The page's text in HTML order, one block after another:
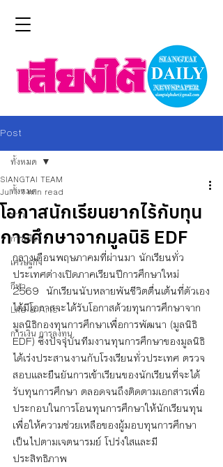
Post
ทั้งหมด
ข่าว
การเมือง
เศรษฐกิจ
กีฬา
Life & Arts
การเงิน การลงทุน
ทั้งหมด
โอกาสนักเรียนยากไร้กับทุน
การศึกษาจากมูลนิธิ EDF
SIANGTAI TEAM
Jul 1 1 min read
กลางเดือนพฤษภาคมที่ผ่านมา นักเรียนทั่ว
ประเทศต่างเปิดภาคเรียนปีการศึกษาใหม่
2569  นักเรียนนับหลายพันชีวิตตื่นเต้นที่ตัวเอง
ได้มีโอกาสจะได้รับโอกาสด้วยทุนการศึกษาจาก
มูลนิธิกองทุนการศึกษาเพื่อการพัฒนา (มูลนิธิ
EDF) ซึ่งปัจจุบันทีมงานทุนการศึกษาของมูลนิธิ
ได้เร่งประสานงานกับโรงเรียนทั่วประเทศ ตรวจ
สอบและยืนยันการเข้าเรียนของนักเรียนที่จะได้
รับทุนการศึกษา ตลอดจนถึงติดตามเอกสารเพื่อ
ประกอบในการโอนทุนการศึกษาให้นักเรียนทุน
เพื่อให้ความช่วยเหลือของผู้มอบทุนการศึกษา
เป็นไปตามเจตนารมย์ โปร่งใสและมี
ประสิทธิภาพ